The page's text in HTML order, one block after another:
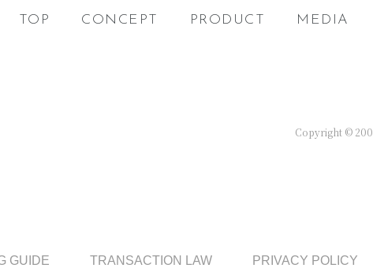
TOP CONCEPT PRODUCT MEDIA
Copyright ©
GUIDE TRANSACTION LAW PRIVACY POLICY